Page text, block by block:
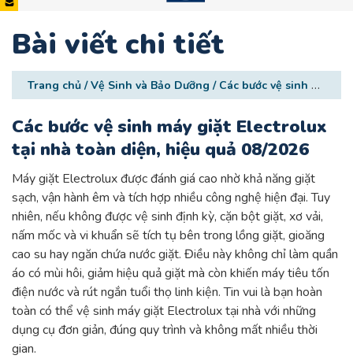
Bài viết chi tiết
Trang chủ /Vệ Sinh và Bảo Dưỡng / Các bước vệ sinh máy giặt Electrolux tại nhà toàn diện, hiệu quả 08/2026
Các bước vệ sinh máy giặt Electrolux
tại nhà toàn diện, hiệu quả 08/2026
Máy giặt Electrolux được đánh giá cao nhờ khả năng giặt
sạch, vận hành êm và tích hợp nhiều công nghệ hiện đại. Tuy
nhiên, nếu không được vệ sinh định kỳ, cặn bột giặt, xơ vải,
nấm mốc và vi khuẩn sẽ tích tụ bên trong lồng giặt, gioăng
cao su hay ngăn chứa nước giặt. Điều này không chỉ làm quần
áo có mùi hôi, giảm hiệu quả giặt mà còn khiến máy tiêu tốn
điện nước và rút ngắn tuổi thọ linh kiện. Tin vui là bạn hoàn
toàn có thể vệ sinh máy giặt Electrolux tại nhà với những
dụng cụ đơn giản, đúng quy trình và không mất nhiều thời
gian.